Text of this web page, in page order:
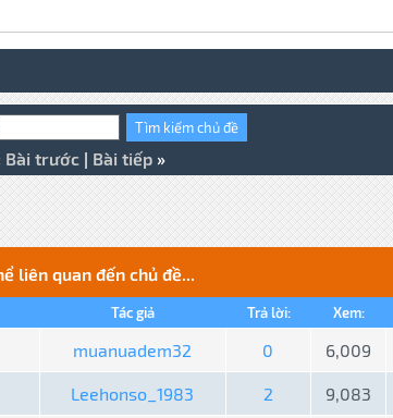
Bài trước | Bài tiếp »
liên quan đến chủ đề...
Tác giả Trả lời: Xem:
muanuadem32 0 6,009
Leehonso_1983 2 9,083